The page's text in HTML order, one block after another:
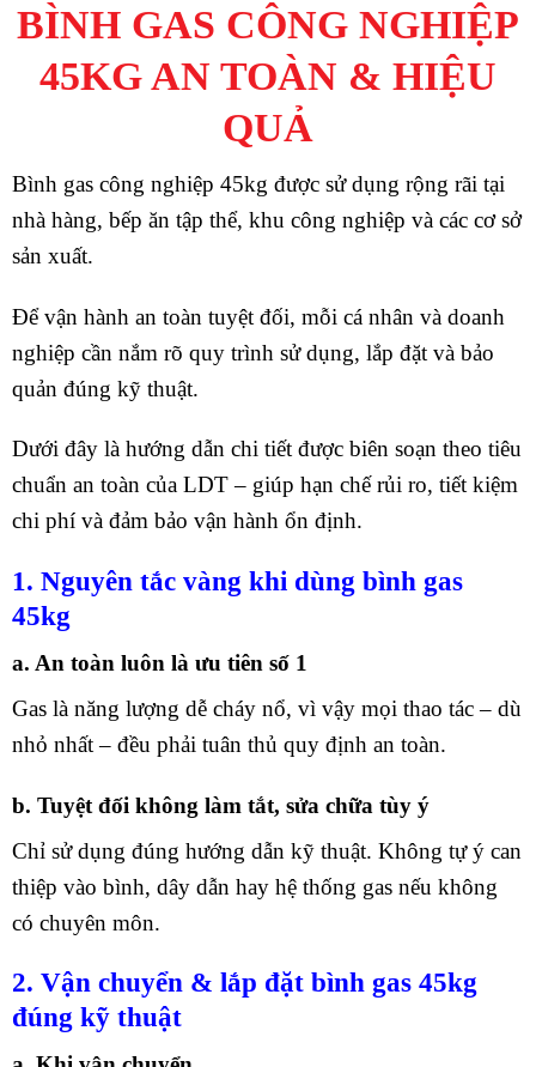
BÌNH GAS CÔNG NGHIỆP
45KG AN TOÀN & HIỆU
QUẢ
Bình gas công nghiệp 45kg được sử dụng rộng rãi tại
nhà hàng, bếp ăn tập thể, khu công nghiệp và các cơ sở
sản xuất.
Để vận hành an toàn tuyệt đối, mỗi cá nhân và doanh
nghiệp cần nắm rõ quy trình sử dụng, lắp đặt và bảo
quản đúng kỹ thuật.
Dưới đây là hướng dẫn chi tiết được biên soạn theo tiêu
chuẩn an toàn của LDT – giúp hạn chế rủi ro, tiết kiệm
chi phí và đảm bảo vận hành ổn định.
1. Nguyên tắc vàng khi dùng bình gas
45kg
a. An toàn luôn là ưu tiên số 1
Gas là năng lượng dễ cháy nổ, vì vậy mọi thao tác – dù
nhỏ nhất – đều phải tuân thủ quy định an toàn.
b. Tuyệt đối không làm tắt, sửa chữa tùy ý
Chỉ sử dụng đúng hướng dẫn kỹ thuật. Không tự ý can
thiệp vào bình, dây dẫn hay hệ thống gas nếu không
có chuyên môn.
2. Vận chuyển & lắp đặt bình gas 45kg
đúng kỹ thuật